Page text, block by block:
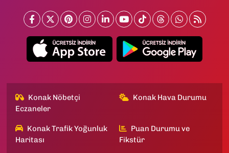
Konak Nöbetçi
Eczaneler
Konak Hava Durumu
Konak Trafik Yoğunluk
Haritası
Puan Durumu ve
Fikstür